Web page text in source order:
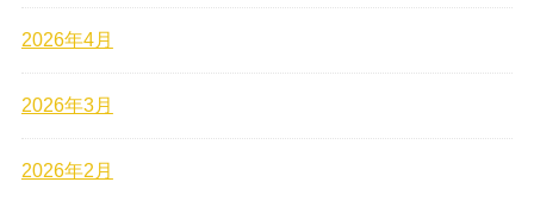
2026年4月
2026年3月
2026年2月